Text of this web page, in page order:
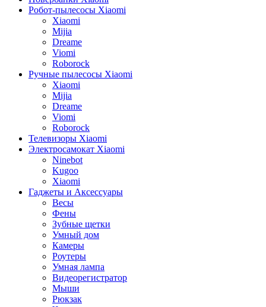
Робот-пылесосы Xiaomi
Xiaomi
Mijia
Dreame
Viomi
Roborock
Ручные пылесосы Xiaomi
Xiaomi
Mijia
Dreame
Viomi
Roborock
Телевизоры Xiaomi
Электросамокат Xiaomi
Ninebot
Kugoo
Xiaomi
Гаджеты и Аксессуары
Весы
Фены
Зубные щетки
Умный дом
Камеры
Роутеры
Умная лампа
Видеорегистратор
Мыши
Рюкзак